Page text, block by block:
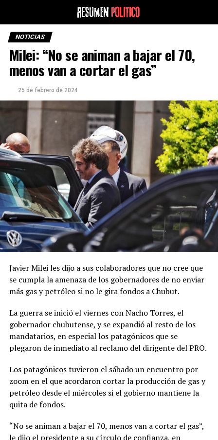
NOTICIAS
Milei: “No se animan a bajar el 70,
menos van a cortar el gas”
25 de febrero de 2024
Javier Milei les dijo a sus colaboradores que no cree que
se cumpla la amenaza de los gobernadores de no enviar
más gas y petróleo si no le gira fondos a Chubut.
La guerra se inició el viernes con Nacho Torres, el
gobernador chubutense, y se expandió al resto de los
mandatarios, en especial los patagónicos que se
plegaron de inmediato al reclamo del dirigente del PRO.
Los patagónicos tuvieron el sábado un encuentro por
zoom en el que acordaron cortar la producción de gas y
petróleo desde el miércoles si el gobierno mantiene la
quita de fondos.
“No se animan a bajar el 70, menos van a cortar el gas”,
le dijo el presidente a su círculo de confianza, en